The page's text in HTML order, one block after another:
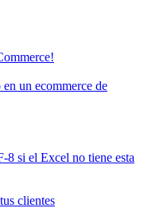
un ecommerce de
si el Excel no tiene esta
clientes